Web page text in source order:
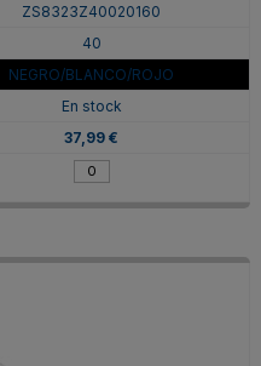
ZS8323Z40020160
40
NEGRO/BLANCO/ROJO
En stock
37,99 €